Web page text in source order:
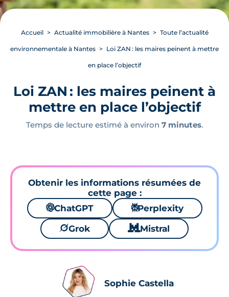
Accueil Actualité immobilière à Nantes Toute l’actualité
environnementale à Nantes Loi ZAN : les maires peinent à mettre
en place l’objectif
Loi ZAN : les maires peinent à
mettre en place l’objectif
Temps de lecture estimé à environ 7 minutes.
Obtenir les informations résumées de
cette page :
🌌ChatGPT ⚙Perplexity
🪐Grok 🐱 Mistral
Sophie Castella